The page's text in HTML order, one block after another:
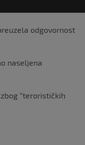
odgovornost
naseljena
“terorističkih